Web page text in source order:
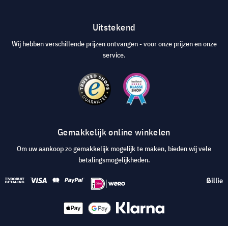
Uitstekend
Wij hebben verschillende prijzen ontvangen - voor onze prijzen en onze
service.
Gemakkelijk online winkelen
Om uw aankoop zo gemakkelijk mogelijk te maken, bieden wij vele
betalingsmogelijkheden.